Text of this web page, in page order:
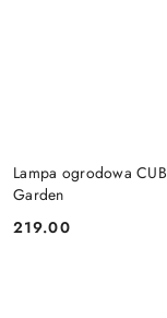
Lampa ogrodowa
Garden
Cena:
219.00